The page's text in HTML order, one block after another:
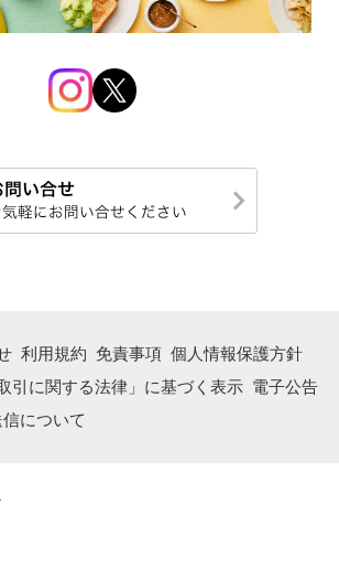
利用規約 免責事項 個人情報保護方針
引に関する法律」に基づく表示 電子公告
について